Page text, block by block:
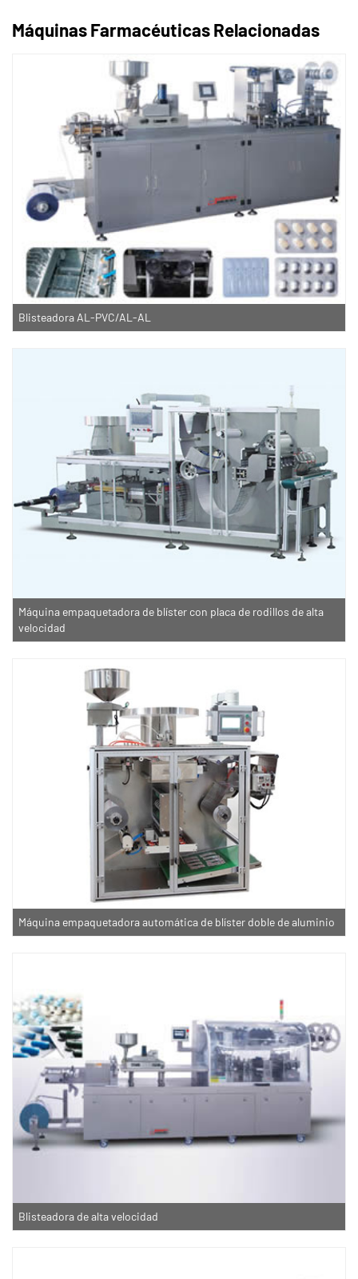
Máquinas Farmacéuticas Relacionadas
Blisteadora AL-PVC/AL-AL
Máquina empaquetadora de blíster con placa de rodillos de alta
velocidad
Máquina empaquetadora automática de blíster doble de aluminio
Blisteadora de alta velocidad